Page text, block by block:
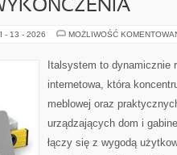
- 13 - 2026 MOŻLIWOŚĆ
Italsystem to dynamicznie
internetowa, która
meblowej oraz
urządzających dom i
łączy się z wygodą